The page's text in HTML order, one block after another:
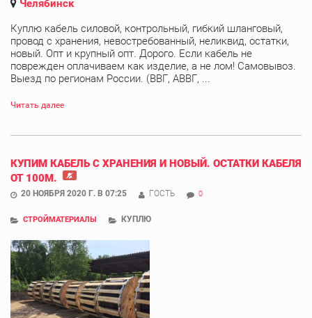
Челябинск
Куплю кабель силовой, контрольный, гибкий шланговый,
провод с хранения, невостребованный, неликвид, остатки,
новый. Опт и крупный опт. Дорого. Если кабель не
поврежден оплачиваем как изделие, а не лом! Самовывоз.
Выезд по регионам России. (ВВГ, АВВГ, ...
Читать далее
КУПИМ КАБЕЛЬ С ХРАНЕНИЯ И НОВЫЙ. ОСТАТКИ КАБЕЛЯ
ОТ 100М.
20 НОЯБРЯ 2020 Г. В 07:25 ГОСТЬ 0
СТРОЙМАТЕРИАЛЫ КУПЛЮ